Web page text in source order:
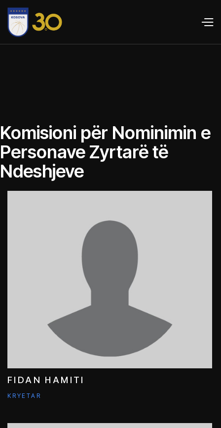
Komisioni për Nominimin e
Personave Zyrtarë të
Ndeshjeve
FIDAN HAMITI
KRYETAR